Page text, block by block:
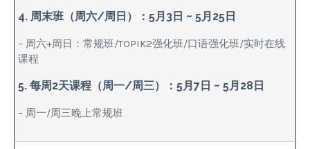
4. 周末班（周六/周日）：5月3日 ~ 5月25日
– 周六+周日：常规班/TOPIK2强化班/口语强化班/实时在线
课程
5. 每周2天课程（周一/周三）：5月7日 ~ 5月28日
– 周一/周三晚上常规班